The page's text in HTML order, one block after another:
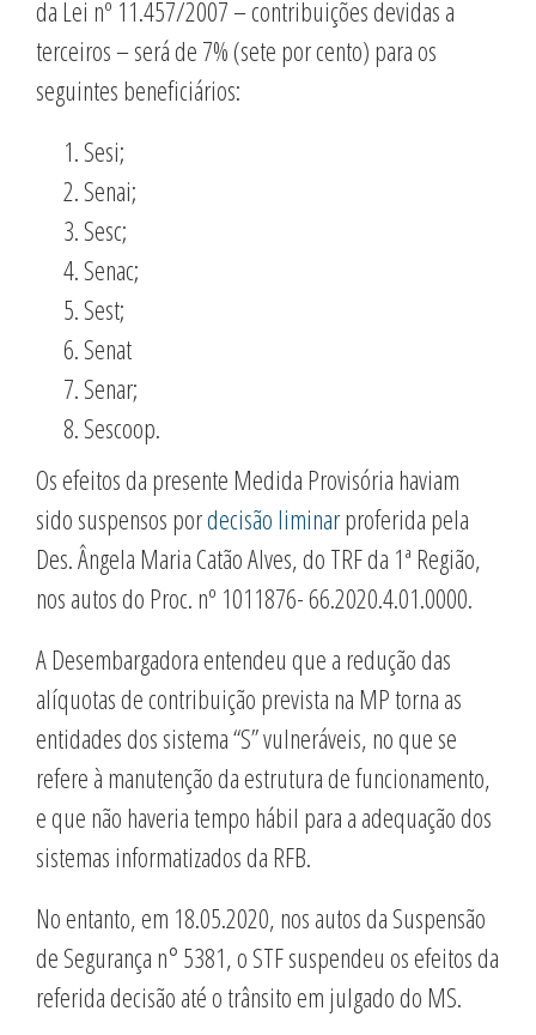
da Lei nº 11.457/2007 – contribuições devidas a
terceiros – será de 7% (sete por cento) para os
seguintes beneficiários:
Sesi;
Senai;
Sesc;
Senac;
Sest;
Senat
Senar;
Sescoop.
Os efeitos da presente Medida Provisória haviam
sido suspensos pordecisão liminarproferida pela
Des. Ângela Maria Catão Alves, do TRF da 1ª Região,
nos autos do Proc. nº 1011876- 66.2020.4.01.0000.
A Desembargadora entendeu que a redução das
alíquotas de contribuição prevista na MP torna as
entidades dos sistema “S” vulneráveis, no que se
refere à manutenção da estrutura de funcionamento,
e que não haveria tempo hábil para a adequação dos
sistemas informatizados da RFB.
No entanto, em 18.05.2020, nos autos da Suspensão
de Segurança n° 5381, o STF suspendeu os efeitos da
referida decisão até o trânsito em julgado do MS.